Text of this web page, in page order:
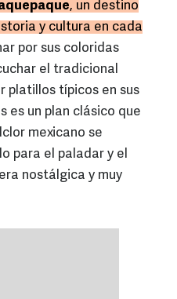
, un destino
y cultura en cada
por sus coloridas
el tradicional
platillos típicos en sus
es un plan clásico que
mexicano se
para el paladar y el
nostálgica y muy